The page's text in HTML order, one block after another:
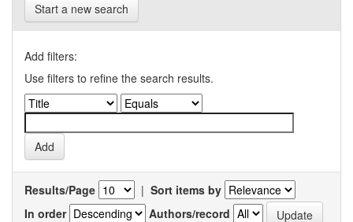
Start a new search
Add filters:
Use filters to refine the search results.
Results/Page | Sort items by
In order
Authors/record